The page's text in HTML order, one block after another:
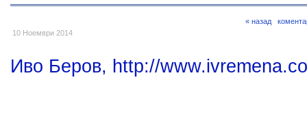
10 Ноември 2014
« назад
Иво Беров, http://